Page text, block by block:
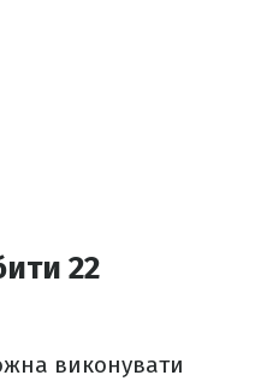
22
виконувати